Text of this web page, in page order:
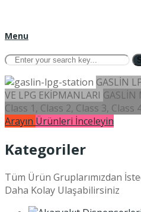
Menu
GASLİN
VE LPG EKİPMANLARI
Class 1, Class 2, Class 3,
Arayın Ürünleri İnceleyin
Kategoriler
Tüm Ürün Gruplarımızdan
Daha Kolay Ulaşabilirsiniz